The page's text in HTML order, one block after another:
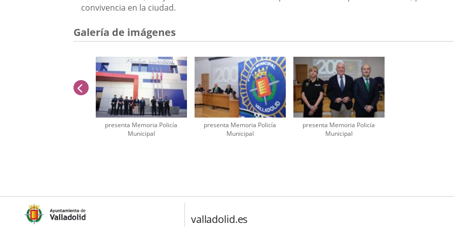
convivencia en la ciudad.
Galería de imágenes
presenta Memoria Policía
Municipal
presenta Memoria Policía
Municipal
presenta Memoria Policía
Municipal
anterior
valladolid.es